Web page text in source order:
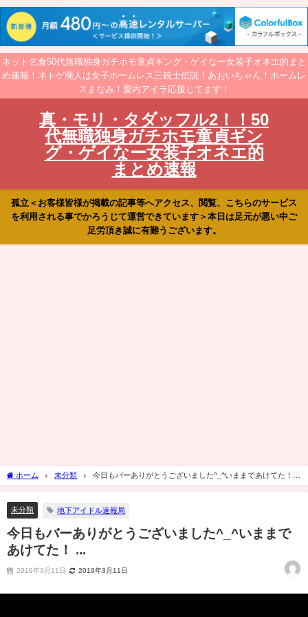
ネット乞食50代無職独身ガチホモ童貞ギング・ゲイなー女装子オネエ的まと
め速報！ネトゲ廃人は女子ホームレス三銃士伝説！あおいちゃん！ホームレ
スまなみ！愛内アイラ応援してます！
真・モリ・タダッフル2！！50
代無職独身ガチホモ童貞ギン
グ・ゲイなー女装子オネエ的
まとめ速報
孤立＜お客様皆様が掲載の記事等へアクセス、閲覧、こちらのサービス
を利用される事でかろうじて運営できています＞本日は足元が悪い中ご
足労頂き誠に有難うございます。
ホーム 未分類
今日もバーありがとうございました^_^いままであけてた！
...
未分類 地下アイドル速報局
今日もバーありがとうございました^_^いままで
あけてた！ ...
2019年3月11日 2019年3月11日